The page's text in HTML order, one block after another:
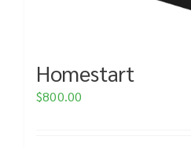
Homestart
$800.00